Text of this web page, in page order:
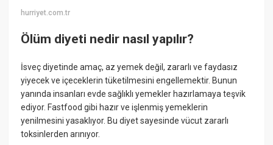
hurriyet.com.tr
Ölüm diyeti nedir nasıl yapılır?
İsveç diyetinde amaç, az yemek değil, zararlı ve faydasız
yiyecek ve içeceklerin tüketilmesini engellemektir. Bunun
yanında insanları evde sağlıklı yemekler hazırlamaya teşvik
ediyor. Fastfood gibi hazır ve işlenmiş yemeklerin
yenilmesini yasaklıyor. Bu diyet sayesinde vücut zararlı
toksinlerden arınıyor.